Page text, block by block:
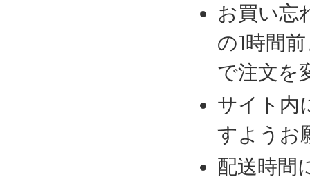
お買い忘
の1時間
で注文を
サイト内
すようお
配送時間